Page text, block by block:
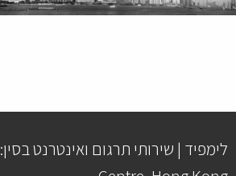
לימפיד | שירותי תרגום ואינטרנט בסין: Billion